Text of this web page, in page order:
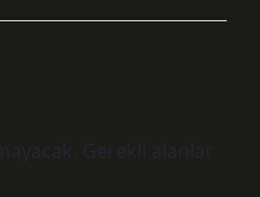
Gerekli alanlar